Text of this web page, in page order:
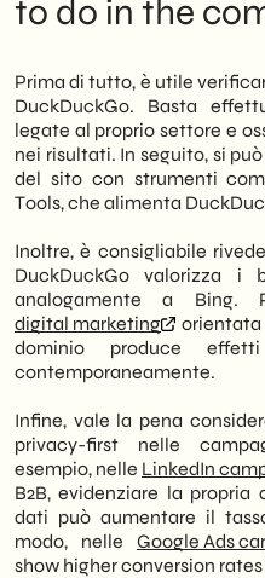
to do in the
Prima di tutto, è utile
DuckDuckGo. Basta
legate al proprio settore e
nei risultati. In seguito, si
del sito con strumenti
Tools, che alimenta
Inoltre, è consigliabile
DuckDuckGo valorizza i
analogamente a Bing.
digital marketing
dominio produce
contemporaneamente.
Infine, vale la pena
privacy-first nelle
esempio, nelle LinkedIn
B2B, evidenziare la
dati può aumentare il
modo, nelle Google Ads
show higher conversion